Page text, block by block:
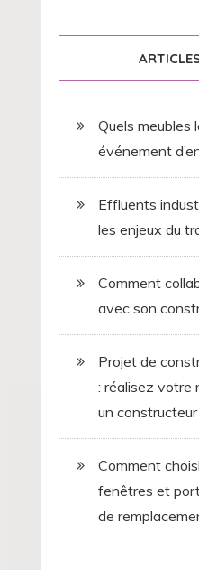
Quels meubles
événement
Effluents
les enjeux du
Comment
avec son
Projet de
: réalisez votre
un
Comment
fenêtres et
de